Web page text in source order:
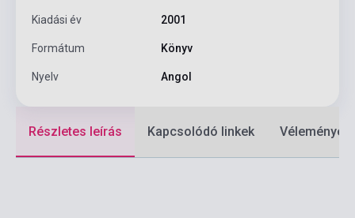
Kiadási év 2001
Formátum Könyv
Nyelv Angol
Részletes leírás Kapcsolódó linkek Vélemények